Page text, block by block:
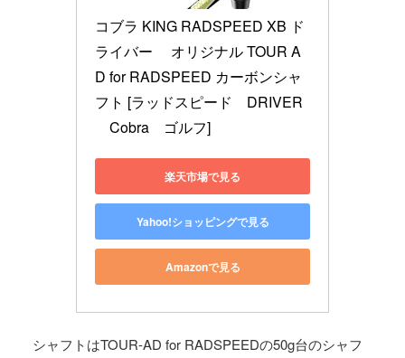
コブラ KING RADSPEED XB ド
ライバー　 オリジナル TOUR A
D for RADSPEED カーボンシャ
フト [ラッドスピード　DRIVER
Cobra　ゴルフ]
楽天市場で見る
Yahoo!ショッピングで見る
Amazonで見る
シャフトはTOUR-AD for RADSPEEDの50g台のシャフ